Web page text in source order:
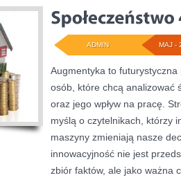
MAJ -
ADMIN
Augmentyka to
osób, które chcą analizować
oraz jego wpływ na pracę.
myślą o czytelnikach, którzy
maszyny zmieniają nasze
innowacyjność nie jest
zbiór faktów, ale jako ważna